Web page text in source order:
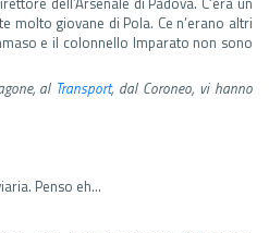
molto giovane di Pola. Ce n’erano altri
e il colonnello Imparato non sono
al Transport, dal Coroneo, vi hanno
Penso eh…